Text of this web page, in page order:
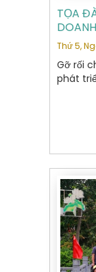
TỌA
Thứ 5,
Gỡ rối
phát